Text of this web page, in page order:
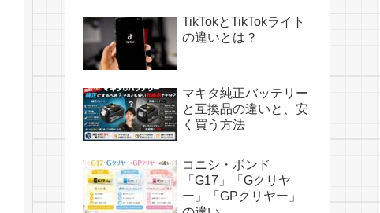
TikTokとTikTokライト
の違いとは？
マキタ純正バッテリー
と互換品の違いと、安
く買う方法
コニシ・ボンド
「G17」「Gクリヤ
ー」「GPクリヤー」